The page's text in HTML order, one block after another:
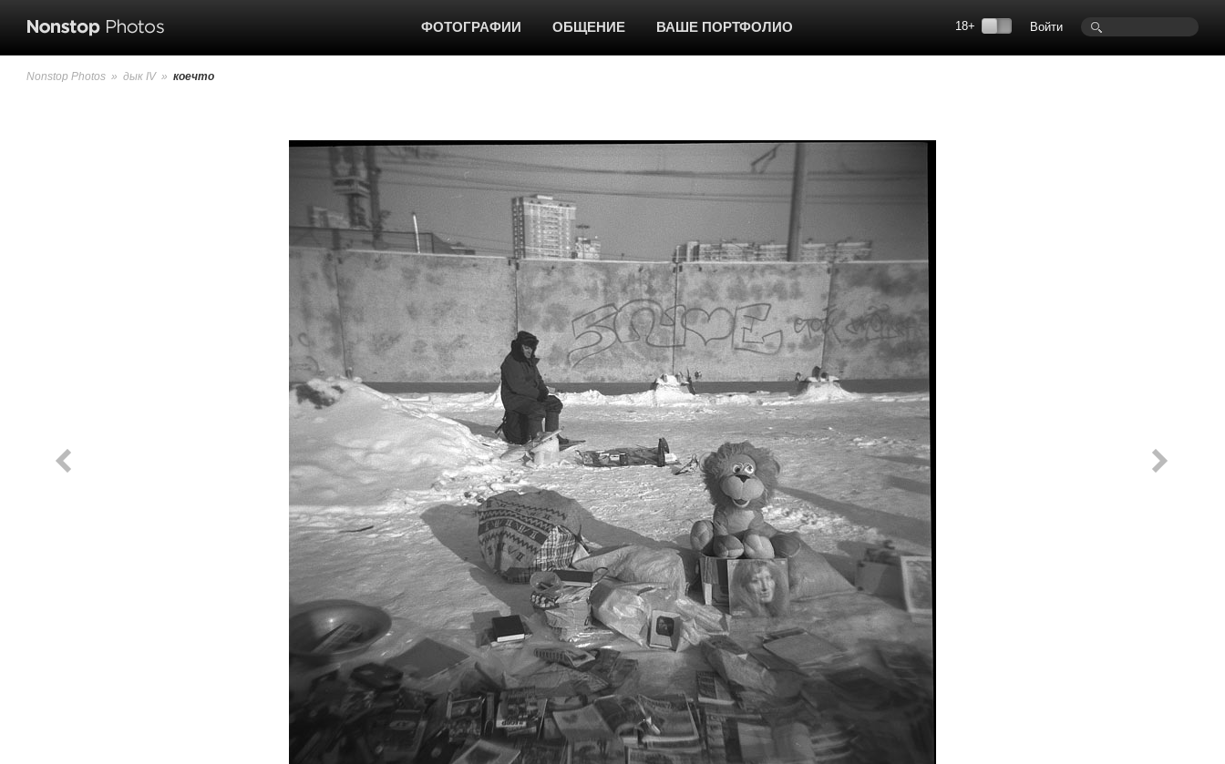
Войти
18+
ФОТОГРАФИИ ОБЩЕНИЕ ВАШЕ ПОРТФОЛИО
Nonstop Photos » дык IV» коечто